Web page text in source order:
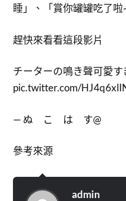
睡」、「賞你罐罐吃了啦~
趕快來看看這段影片
チーターの鳴き聲可愛す
pic.twitter.com/
— ぬ こ は す@
參考來源
admin